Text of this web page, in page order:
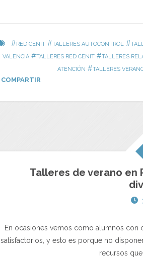
#RED CENIT#TALLERES AUTOCONTROL #
VALENCIA#TALLERES RED CENIT#TALLERES
ATENCIÓN #TALLERES
COMPARTIR
Talleres de verano en
En ocasiones vemos como alumnos con
satisfactorios, y esto es porque no
recursos que